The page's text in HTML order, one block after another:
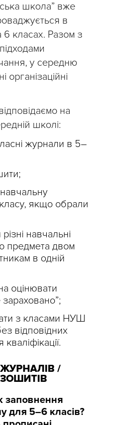
школа” вже
в
6 класах. Разом з
у середню
на
школі:
журнали в 5–
якщо обрали
навчальні
предмета двом
в одній
оцінювати
зараховано”;
з класами НУШ
відповідних
/
заповнення
для 5–6 класів?